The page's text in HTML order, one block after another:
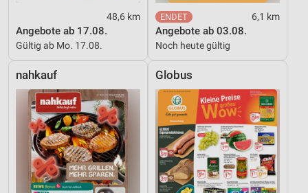
48,6 km
Angebote ab 17.08.
Gültig ab Mo. 17.08.
6,1 km
Angebote ab 03.08.
Noch heute gültig
nahkauf Globus
Kombinationen von Daten aus verschiedenen
Quellen
Entwicklung und Verbesserung der Angebote
Verwendung reduzierter Daten zur Auswahl von
Inhalten
IAB-Besonderheiten:
Verwendung genauer Standortdaten
Geräte anhand von aktiv angeforderten
Informationen identifizieren